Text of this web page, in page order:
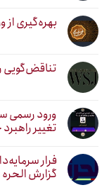
بهره‌گیری
تناقض‌گویی
ورود رسمی
تغییر
فرار
گزارش